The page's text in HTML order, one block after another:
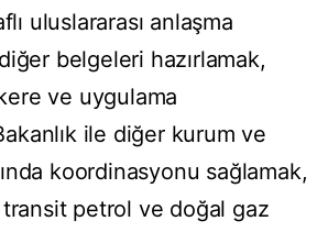
uluslararası anlaşma
belgeleri hazırlamak,
ve uygulama
ile diğer kurum ve
koordinasyonu sağlamak,
transit petrol ve doğal gaz